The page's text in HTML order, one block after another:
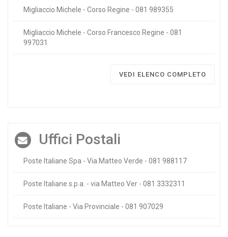
Migliaccio Michele - Corso Regine - 081 989355
Migliaccio Michele - Corso Francesco Regine - 081
997031
VEDI ELENCO COMPLETO
Uffici Postali
Poste Italiane Spa - Via Matteo Verde - 081 988117
Poste Italiane s.p.a. - via Matteo Ver - 081 3332311
Poste Italiane - Via Provinciale - 081 907029